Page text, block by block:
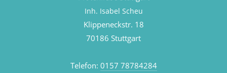
Inh. Isabel Scheu
Klippeneckstr. 18
70186 Stuttgart
Telefon: 0157 78784284